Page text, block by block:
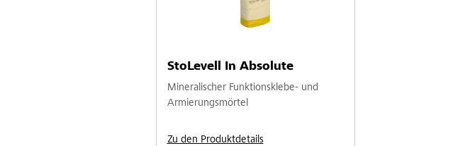
StoLevell In Absolute
Mineralischer Funktionsklebe- und
Armierungsmörtel
Zu den Produktdetails